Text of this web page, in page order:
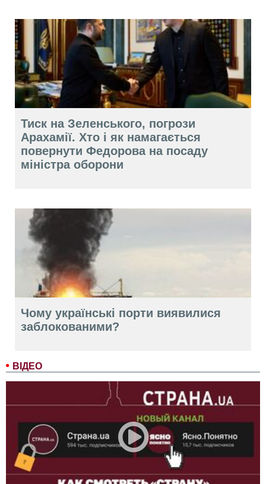
ВІДЕО
Тиск на Зеленського, погрози
Арахамії. Хто і як намагається
повернути Федорова на посаду
міністра оборони
Чому українські порти виявилися
заблокованими?